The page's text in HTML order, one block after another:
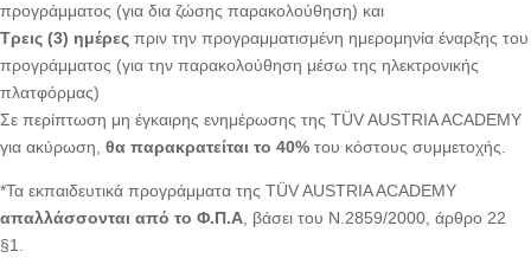
προγράμματος (για δια ζώσης παρακολούθηση) και
Τρεις (3) ημέρες πριν την προγραμματισμένη ημερομηνία έναρξης του
προγράμματος (για την παρακολούθηση μέσω της ηλεκτρονικής
πλατφόρμας)
Σε περίπτωση μη έγκαιρης ενημέρωσης της TÜV AUSTRIA ACADEMY
για ακύρωση, θα παρακρατείται το 40% του κόστους συμμετοχής.
*Τα εκπαιδευτικά προγράμματα της TÜV AUSTRIA ACADEMY
απαλλάσσονται από το Φ.Π.Α , βάσει του Ν.2859/2000, άρθρο 22
§1.